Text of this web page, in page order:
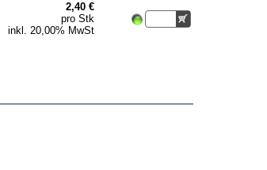
2,40 €
pro Stk
inkl. 20,00% MwSt